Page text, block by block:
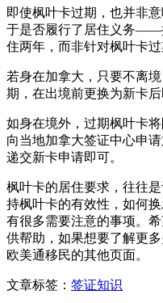
即使枫叶卡过期，也并非
于是否履行了居住义务——
住两年，而非针对枫叶卡过
若身在加拿大，只要不离
期，在出境前更换为新卡后
如身在境外，过期枫叶卡
向当地加拿大签证中心申
递交新卡申请即可。
枫叶卡的居住要求，往往
持枫叶卡的有效性，如何
有很多需要注意的事项。
供帮助，如果想要了解更
欧美通移民的其他页面。
文章标签： 签证知识